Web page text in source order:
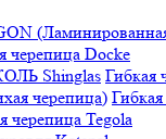
черепица Docke
черепица Tegola